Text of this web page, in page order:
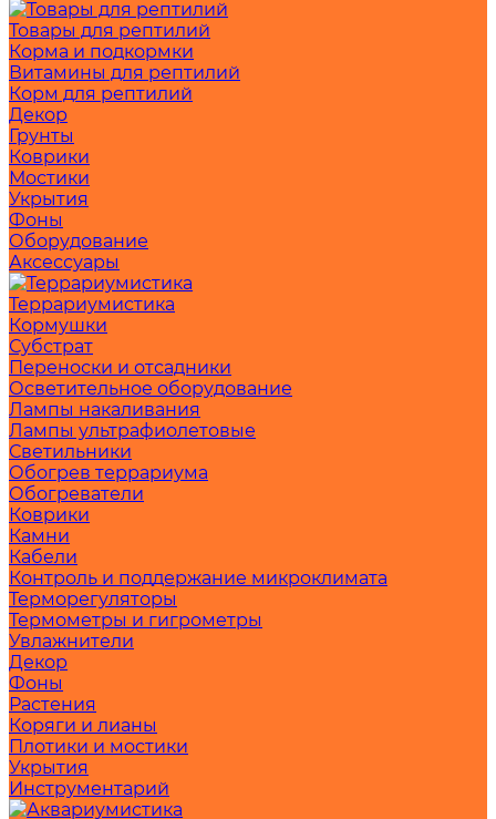
Товары для рептилий
Корма и подкормки
Витамины для рептилий
Корм для рептилий
Декор
Грунты
Коврики
Мостики
Укрытия
Фоны
Оборудование
Аксессуары
Террариумистика
Кормушки
Субстрат
Переноски и отсадники
Осветительное оборудование
Лампы накаливания
Лампы ультрафиолетовые
Светильники
Обогрев террариума
Обогреватели
Коврики
Камни
Кабели
Контроль и поддержание микроклимата
Терморегуляторы
Термометры и гигрометры
Увлажнители
Декор
Фоны
Растения
Коряги и лианы
Плотики и мостики
Укрытия
Инструментарий